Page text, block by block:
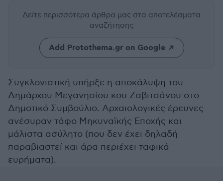
Δείτε περισσότερα άρθρα μας στα αποτελέσματα
αναζήτησης
Add Protothema.gr on Google
Συγκλονιστική υπήρξε η αποκάλυψη του
Δημάρχου Μεγανησίου κου Ζαβιτσάνου στο
Δημοτικό Συμβούλιο. Αρχαιολογικές έρευνες
ανέσυραν τάφο Μηκυναϊκής Εποχής και
μάλιστα ασύλητο (που δεν έχει δηλαδή
παραβιαστεί και άρα περιέχει ταφικά
ευρήματα).